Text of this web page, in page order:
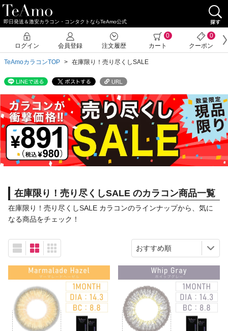
即日発送＆激安カラコン・コンタクトならTeAmo公式
TeAmoカラコンTOP 在庫限り！売り尽くしSALE
在庫限り！売り尽くしSALE のカラコン商品一覧
在庫限り！売り尽くしSALE カラコンのラインナップから、気に
なる商品をチェック！
ログイン 会員登録 注文履歴
0
カート
0
クーポン